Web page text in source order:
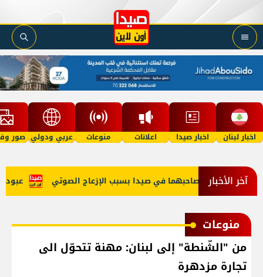
اخبار لبنان اخبار صيدا اعلانات منوعات عربي ودولي صور
آخر الأخبار عبود: إنخفاض حركة وتغريم صاحبهما في صيدا بسبب الإزعاج الصوتي
منوعات
من "الشّنطة" إلى لبنان: مهنة تتحوّل الى
تجارة مزدهرة